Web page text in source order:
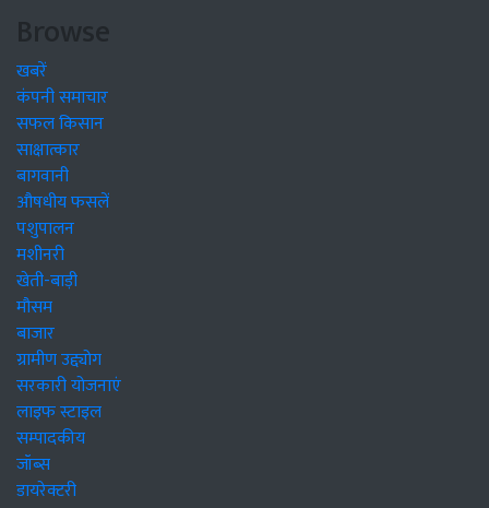
Browse
खबरें
कंपनी समाचार
सफल किसान
साक्षात्कार
बागवानी
औषधीय फसलें
पशुपालन
मशीनरी
खेती-बाड़ी
मौसम
बाजार
ग्रामीण उद्द्योग
सरकारी योजनाएं
लाइफ स्टाइल
सम्पादकीय
जॉब्स
डायरेक्टरी